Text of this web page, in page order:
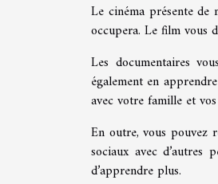
Le cinéma présente de
occupera. Le film vous
Les documentaires
également en
avec votre famille et
En outre, vous pouvez
sociaux avec
d’apprendre plus.